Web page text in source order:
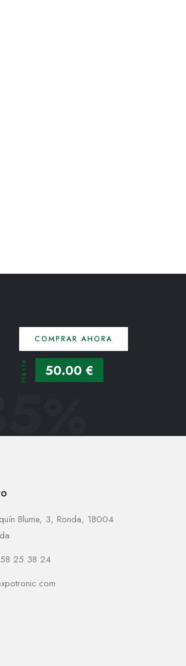
COMPRAR AHORA
Hasta 50.00 €
%
Blume, 3, Ronda, 18004
25 38 24